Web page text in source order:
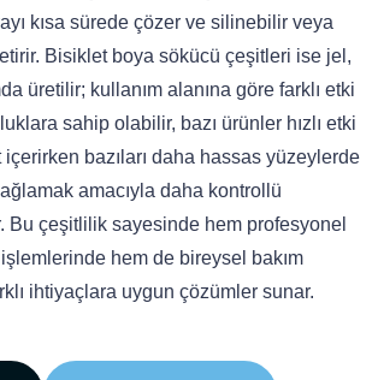
kısa sürede çözer ve silinebilir veya
Bisiklet boya sökücü çeşitleri ise jel,
üretilir; kullanım alanına göre farklı etki
sahip olabilir, bazı ürünler hızlı etki
bazıları daha hassas yüzeylerde
amacıyla daha kontrollü
Bu çeşitlilik sayesinde hem profesyonel
hem de bireysel bakım
ihtiyaçlara uygun çözümler sunar.